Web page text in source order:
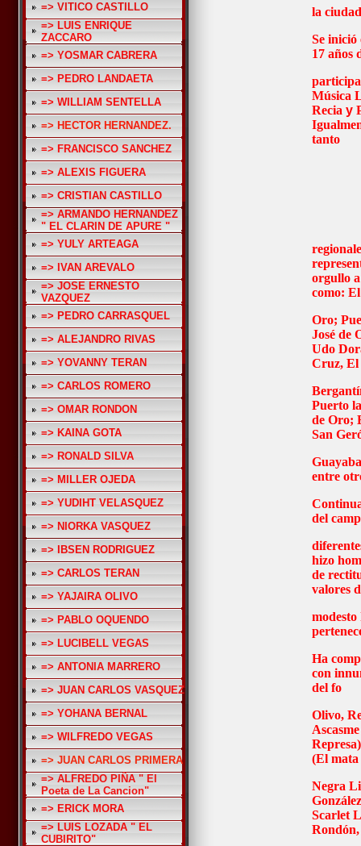
=> VITICO CASTILLO
=> LUIS ENRIQUE
ZACCARO
=> YOSMAR CABRERA
=> PEDRO LANDAETA
=> WILLIAM SENTELLA
=> HECTOR HERNANDEZ.
=> FRANCISCO SANCHEZ
=> ALEXIS FIGUERA
=> CRISTIAN CASTILLO
=> ARMANDO HERNANDEZ
" EL CLARIN DE APURE "
=> YULY ARTEAGA
=> IVAN AREVALO
=> JOSE ERNESTO
VAZQUEZ
=> PEDRO CARRASQUEL
=> ALEJANDRO RIVAS
=> YOVANNY TERAN
=> CARLOS ROMERO
=> OMAR RONDON
=> KAINA GOTA
=> RONALD SILVA
=> MILLER OJEDA
=> YUDIHT VELASQUEZ
=> NIORKA VASQUEZ
=> IBSEN RODRIGUEZ
=> CARLOS TERAN
=> YAJAIRA OLIVO
=> PABLO OQUENDO
=> LUCIBELL VEGAS
=> ANTONIA MARRERO
=> JUAN CARLOS VASQUEZ
=> YOHANA BERNAL
=> WILFREDO VEGAS
=> JUAN CARLOS PRIMERA
=> ALFREDO PIÑA " El
Poeta de La Cancion"
=> ERICK MORA
=> LUIS LOZADA " EL
CUBIRITO"
la
Se inició
17 años
Música
Recia y
tanto
orgullo a
como:
Oro;
José de
Udo
Cruz, El
Puerto
de Oro;
San
entre
del
hizo
de
valores
Ha
con
del fo
Olivo,
(El
Negra
Scarlet